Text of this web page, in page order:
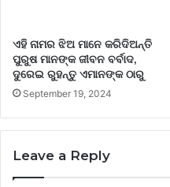
ଏହି ନାମର ଝିଅ ମାନେ କରିଦିଅନ୍ତି
ପୁରୁଷ ମାନଙ୍କ ଜୀବନ ବର୍ବାଦ,
ଦୁରେଇ ରୁହନ୍ତୁ ଏମାନଙ୍କ ଠାରୁ
September 19, 2024
Leave a Reply